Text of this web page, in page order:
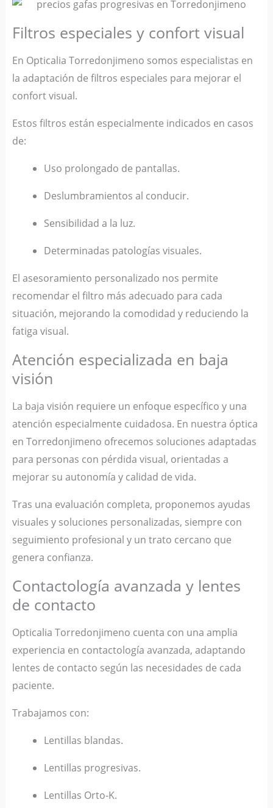
Filtros especiales y confort visual
En Opticalia Torredonjimeno somos especialistas en
la adaptación de filtros especiales para mejorar el
confort visual.
Estos filtros están especialmente indicados en casos
de:
Uso prolongado de pantallas.
Deslumbramientos al conducir.
Sensibilidad a la luz.
Determinadas patologías visuales.
El asesoramiento personalizado nos permite
recomendar el filtro más adecuado para cada
situación, mejorando la comodidad y reduciendo la
fatiga visual.
Atención especializada en baja
visión
La baja visión requiere un enfoque específico y una
atención especialmente cuidadosa. En nuestra óptica
en Torredonjimeno ofrecemos soluciones adaptadas
para personas con pérdida visual, orientadas a
mejorar su autonomía y calidad de vida.
Tras una evaluación completa, proponemos ayudas
visuales y soluciones personalizadas, siempre con
seguimiento profesional y un trato cercano que
genera confianza.
Contactología avanzada y lentes
de contacto
Opticalia Torredonjimeno cuenta con una amplia
experiencia en contactología avanzada, adaptando
lentes de contacto según las necesidades de cada
paciente.
Trabajamos con:
Lentillas blandas.
Lentillas progresivas.
Lentillas Orto-K.